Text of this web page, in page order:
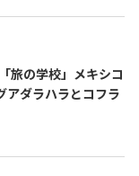
コ大使館 SNS
旅の学校」メキシコ
アダラハラとコフラ